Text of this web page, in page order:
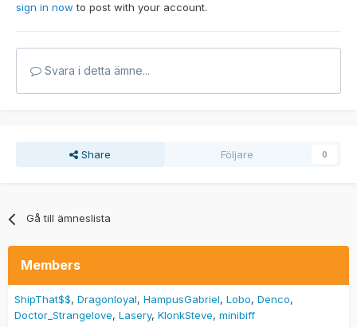
sign in now to post with your account.
Svara i detta ämne...
Share Följare 0
Gå till ämneslista
Members
ShipThat$$ Dragonloyal HampusGabriel Lobo Denco
Doctor_Strangelove Lasery KlonkSteve minibiff